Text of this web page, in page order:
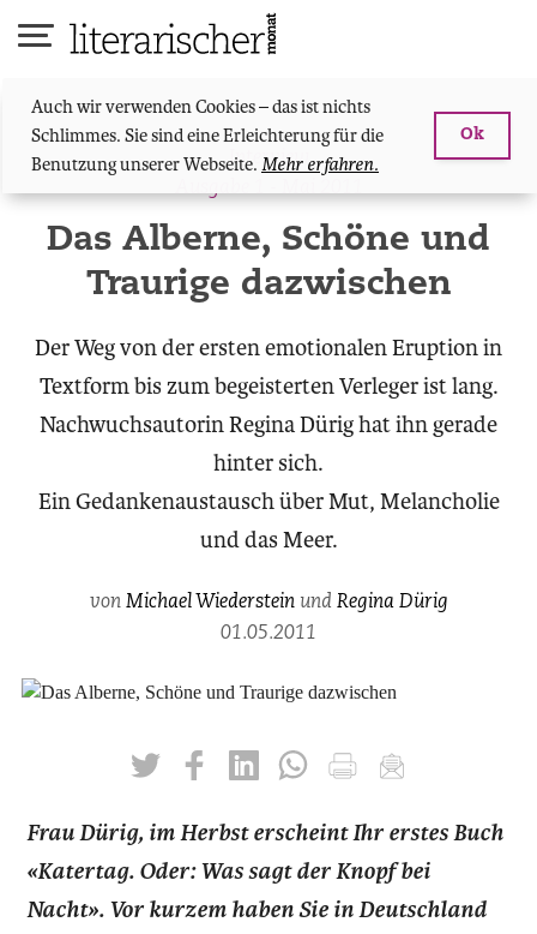
Auch wir verwenden Cookies – das ist nichts
Schlimmes. Sie sind eine Erleichterung für die
Benutzung unserer Webseite. Mehr erfahren.
Ok
Interview
Das Alberne, Schöne und
Traurige dazwischen
Der Weg von der ersten emotionalen Eruption in
Textform bis zum begeisterten Verleger ist lang.
Nachwuchsautorin Regina Dürig hat ihn gerade
hinter sich.
Ein Gedankenaustausch über Mut, Melancholie
und das Meer.
von Michael Wiedersteinund Regina Dürig
01.05.2011
twittern liken teilen teilen drucken
Frau Dürig, im Herbst erscheint Ihr erstes Buch
«Katertag. Oder: Was sagt der Knopf bei
Nacht». Vor kurzem haben Sie in Deutschland